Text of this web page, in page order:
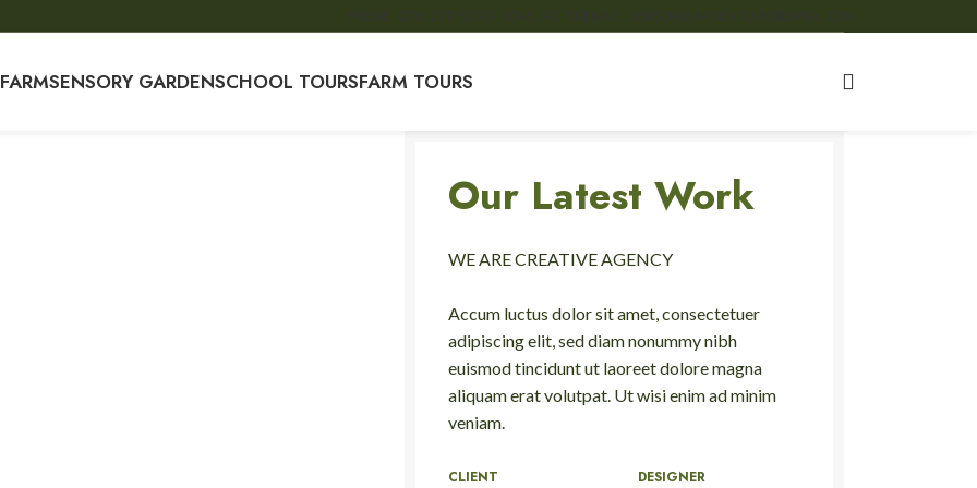
PHONE: 0715 299 525OR: 0746 370 700EMAIL: SENSORYGARDENTOURS@GMAIL.COM
SENSORY GARDENSCHOOL TOURSFARM TOURS
Our Latest Work
WE ARE CREATIVE AGENCY
Accum luctus dolor sit amet, consectetuer
adipiscing elit, sed diam nonummy nibh
euismod tincidunt ut laoreet dolore magna
aliquam erat volutpat. Ut wisi enim ad minim
veniam.
CLIENT DESIGNER